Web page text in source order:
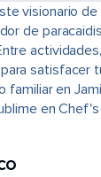
visionario
de
satisfacer
en
en Chef's